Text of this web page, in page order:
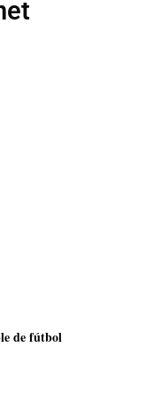
de fútbol